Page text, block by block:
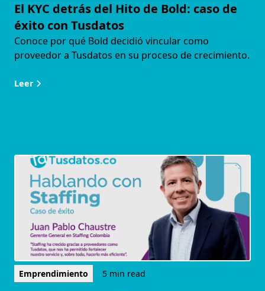
El KYC detrás del Hito de Bold: caso de
éxito con Tusdatos
Conoce por qué Bold decidió vincular como
proveedor a Tusdatos en su proceso de crecimiento.
Leer
Emprendimiento 5 min read